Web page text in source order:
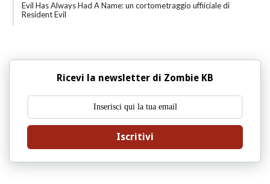
Evil Has Always Had A Name: un cortometraggio uffiiciale di
Resident Evil
Ricevi la newsletter di Zombie KB
Iscritivi